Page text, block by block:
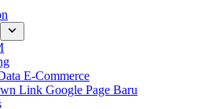
E-Commerce
Link Google Page Baru